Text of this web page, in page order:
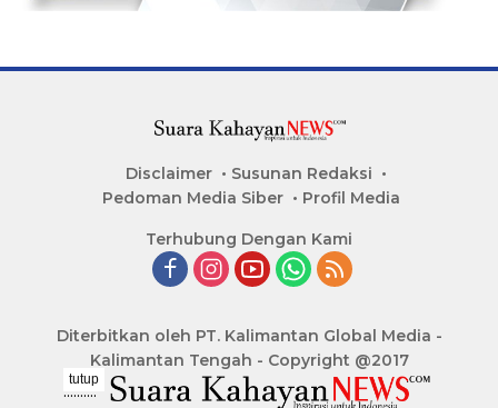
Disclaimer
Susunan Redaksi
Pedoman Media Siber
Profil Media
Terhubung Dengan Kami
Diterbitkan oleh PT. Kalimantan Global Media -
Kalimantan Tengah - Copyright @2017
tutup
..........